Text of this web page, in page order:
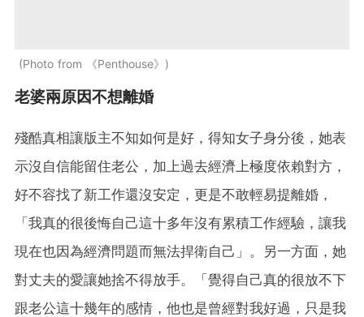
Photo from 《Penthouse》
老婆兩原因不想離婚
殘酷真相讓版主不知如何是好，得知女子身分後，她表
示沒自信能留住老公，加上過去經濟上極度依賴對方，
好不容找了新工作還沒安定，更是不敢輕易提離婚，
「我真的很後悔自己這十多年沒有累積工作經驗，讓我
現在也因為經濟問題而無法捍衛自己」。另一方面，她
對丈夫的愛讓她捨不得放手。「覺得自己真的很放不下
跟老公這十幾年的感情，他也是曾經對我好過，只是我